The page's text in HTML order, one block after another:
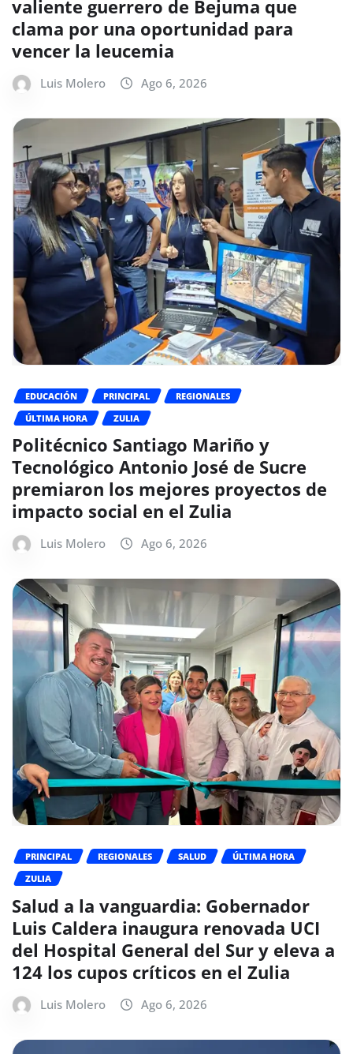
valiente guerrero de Bejuma que
clama por una oportunidad para
vencer la leucemia
Luis Molero Ago 6, 2026
EDUCACIÓN PRINCIPAL
REGIONALES
ÚLTIMA HORA
ZULIA
Politécnico Santiago Mariño y
Tecnológico Antonio José de Sucre
premiaron los mejores proyectos de
impacto social en el Zulia
Luis Molero Ago 6, 2026
PRINCIPAL REGIONALES SALUD
ÚLTIMA HORA
ZULIA
Salud a la vanguardia: Gobernador
Luis Caldera inaugura renovada UCI
del Hospital General del Sur y eleva a
124 los cupos críticos en el Zulia
Luis Molero Ago 6, 2026